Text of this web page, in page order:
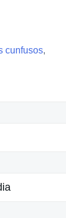
cunfusos,